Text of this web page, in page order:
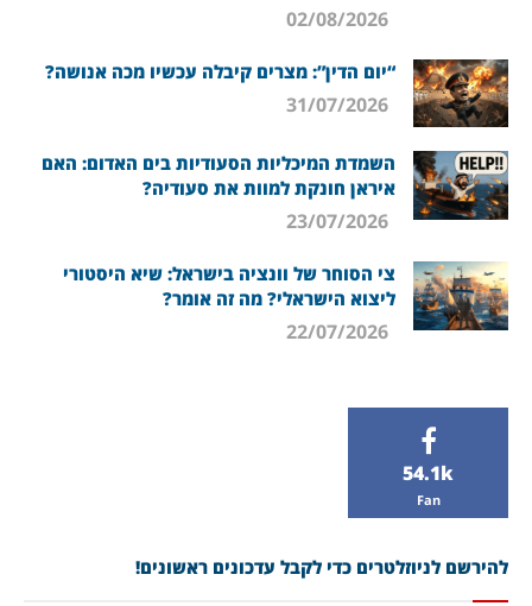
“יום הדין”: מצרים קיבלה עכשיו מכה אנושה?
השמדת המיכליות הסעודיות בים האדום: האם
איראן חונקת למוות את סעודיה?
צי הסוחר של וונציה בישראל: שיא היסטורי
ליצוא הישראלי? מה זה אומר?
54.1k
Fan
להירשם לניוזלטרים כדי לקבל עדכונים ראשונים!